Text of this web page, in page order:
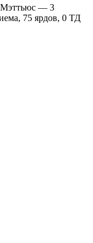
— 3
75 ярдов, 0 ТД